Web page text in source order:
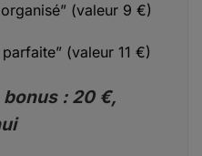
(valeur 9 €)
(valeur 11 €)
bonus : 20 €,